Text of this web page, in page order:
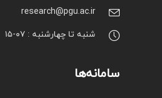
research@pgu.ac.ir
شنبه تا چهارشنبه : ۰۷-۱۵
سامانه‌ها